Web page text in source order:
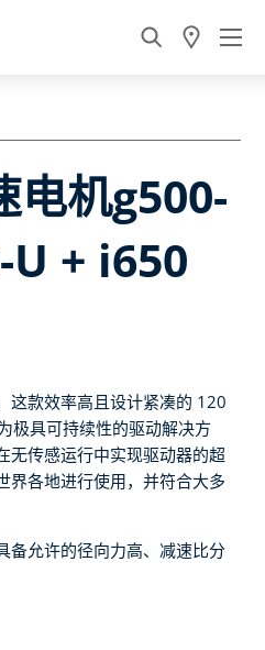
电机g500-
+ i650
这款效率高且设计紧凑的 120
极具可持续性的驱动解决方
无传感运行中实现驱动器的超
界各地进行使用，并符合大多
备允许的径向力高、减速比分